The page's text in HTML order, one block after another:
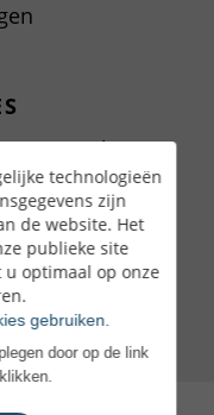
werken
bank
technologieën
zijn
de website. Het
publieke site
optimaal op onze
gebruiken.
door op de link